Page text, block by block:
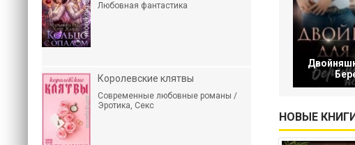
НОВЫЕ
Любовная фантастика
Королевские клятвы
Современные любовные романы /
Эротика, Секс